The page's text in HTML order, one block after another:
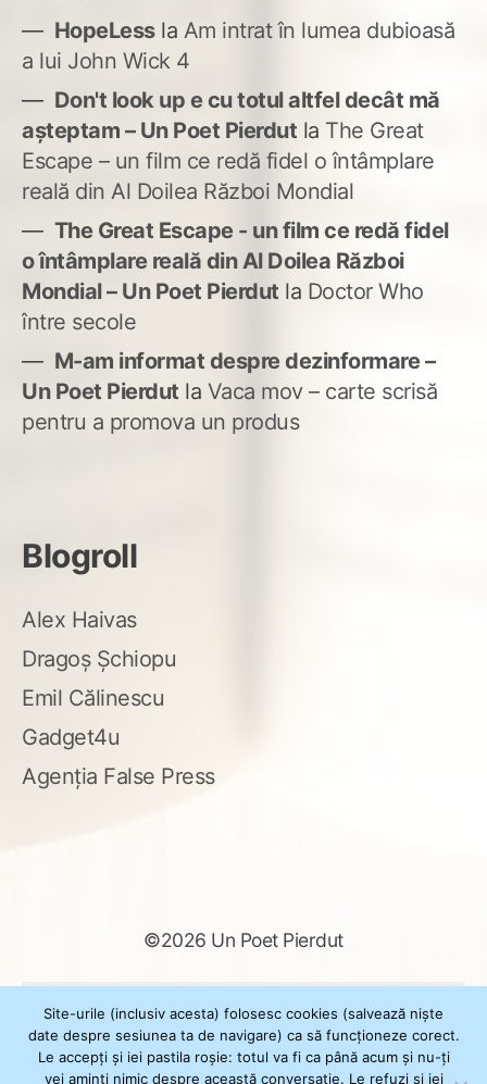
HopeLessla Am intrat în lumea dubioasă
a lui John Wick 4
Don't look up e cu totul altfel decât mă
așteptam – Un Poet Pierdut la The Great
Escape – un film ce redă fidel o întâmplare
reală din Al Doilea Război Mondial
The Great Escape - un film ce redă fidel
o întâmplare reală din Al Doilea Război
Mondial – Un Poet Pierdut la Doctor Who
între secole
M-am informat despre dezinformare –
Un Poet Pierdut la Vaca mov – carte scrisă
pentru a promova un produs
Blogroll
Alex Haivas
Dragoș Șchiopu
Emil Călinescu
Gadget4u
Agenția False Press
©2026 Un Poet Pierdut
după:
Site-urile (inclusiv acesta) folosesc cookies (salvează niște
date despre sesiunea ta de navigare) ca să funcționeze corect.
Le accepți și iei pastila roșie: totul va fi ca până acum și nu-ți
vei aminti nimic despre această conversație. Le refuzi și iei